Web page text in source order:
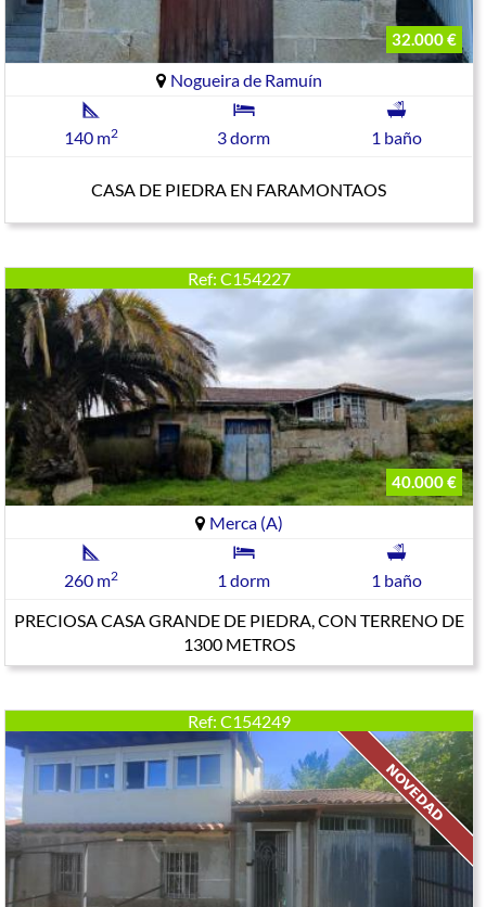
32.000 €
Nogueira de Ramuín
140 m2 3 dorm 1 baño
CASA DE PIEDRA EN FARAMONTAOS
Ref: C154227
40.000 €
Merca (A)
260 m2 1 dorm
1 baño
PRECIOSA CASA GRANDE DE PIEDRA, CON TERRENO DE
1300 METROS
Ref: C154249